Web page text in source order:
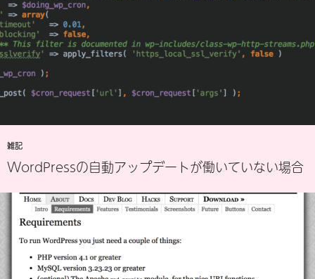
雑記
WordPressの自動アップデートが働いていない場合